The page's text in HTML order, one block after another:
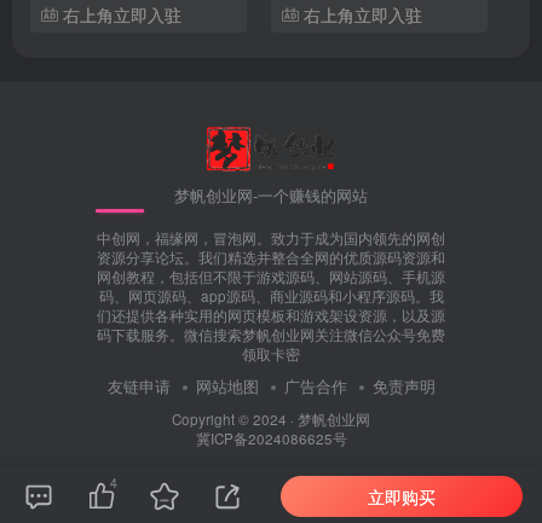
右上角立即入驻 右上角立即入驻
梦帆创业网-一个赚钱的网站
中创网，福缘网，冒泡网。致力于成为国内领先的网创
资源分享论坛。我们精选并整合全网的优质源码资源和
网创教程，包括但不限于游戏源码、网站源码、手机源
码、网页源码、app源码、商业源码和小程序源码。我
们还提供各种实用的网页模板和游戏架设资源，以及源
码下载服务。微信搜索梦帆创业网关注微信公众号免费
领取卡密
友链申请 网站地图 广告合作 免责声明
Copyright © 2024 · 梦帆创业网
冀ICP备2024086625号
4
立即购买